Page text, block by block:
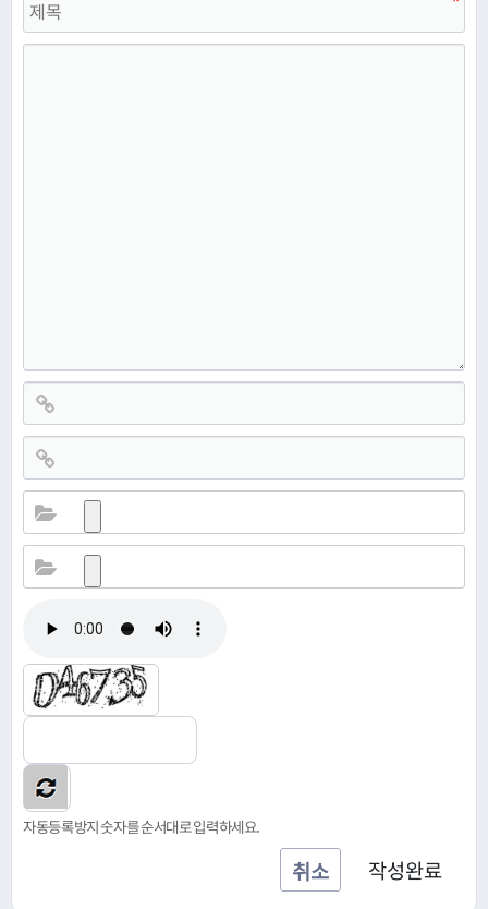
자동등록방지 숫자를 순서대로 입력하세요.
취소 작성완료